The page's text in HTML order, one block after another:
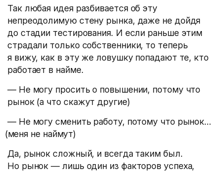
Так любая идея разбивается об эту
непреодолимую стену рынка, даже не дойдя
до стадии тестирования. И если раньше этим
страдали только собственники, то теперь
я вижу, как в эту же ловушку попадают те, кто
работает в найме.
— Не могу просить о повышении, потому что
рынок (а что скажут другие)
— Не могу сменить работу, потому что рынок…
(меня не наймут)
Да, рынок сложный, и всегда таким был.
Но рынок — лишь один из факторов успеха,